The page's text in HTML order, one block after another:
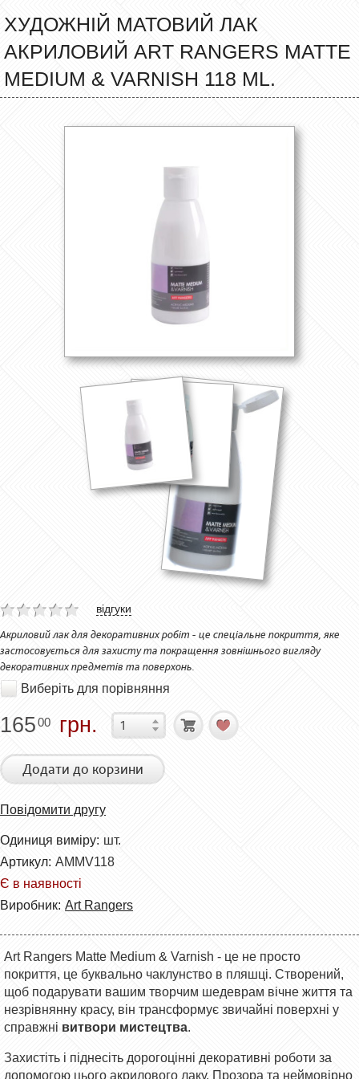
ХУДОЖНІЙ МАТОВИЙ ЛАК
АКРИЛОВИЙ ART RANGERS MATTE
MEDIUM & VARNISH 118 ML.
відгуки
Акриловий лак для декоративних робіт - це спеціальне покриття, яке
застосовується для захисту та покращення зовнішнього вигляду
декоративних предметів та поверхонь.
Виберіть для порівняння
16500 грн.
Додати до корзини
Повідомити другу
Одиниця виміру: шт.
Артикул: AMMV118
Є в наявності
Виробник: Art Rangers
Art Rangers Matte Medium & Varnish - це не просто
покриття, це буквально чаклунство в пляшці. Створений,
щоб подарувати вашим творчим шедеврам вічне життя та
незрівнянну красу, він трансформує звичайні поверхні у
справжні витвори мистецтва.
Захистіть і піднесіть дорогоцінні декоративні роботи за
допомогою цього акрилового лаку. Прозора та неймовірно